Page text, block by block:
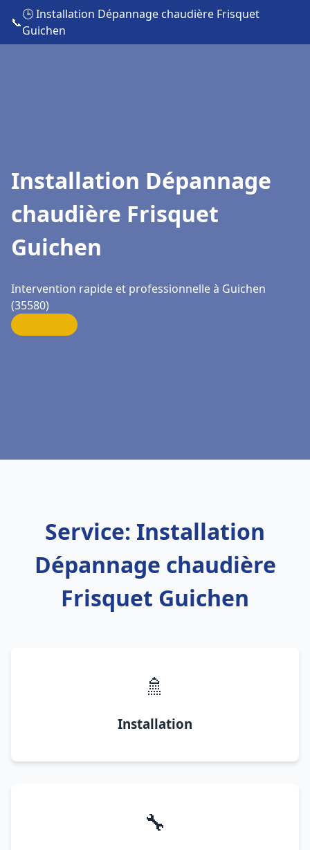
📞
🕒 Installation Dépannage chaudière Frisquet
Guichen
Installation Dépannage
chaudière Frisquet
Guichen
Intervention rapide et professionnelle à Guichen
(35580)
Service: Installation
Dépannage chaudière
Frisquet Guichen
🚿
Installation
🔧